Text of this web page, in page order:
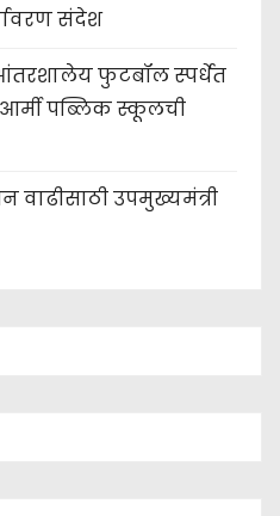
संदेश
फुटबॉल स्पर्धेत
पब्लिक स्कूलची
वाढीसाठी उपमुख्यमंत्री